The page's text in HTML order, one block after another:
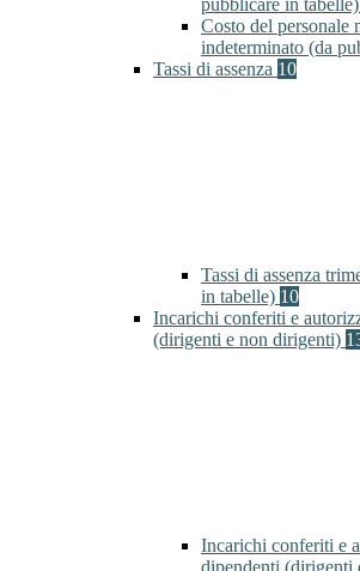
pubblicare in tabelle)
Costo del personale
indeterminato (da
Tassi di assenza 10
Tassi di assenza
in tabelle) 10
Incarichi conferiti e
(dirigenti e non dirigenti)
Incarichi conferiti e